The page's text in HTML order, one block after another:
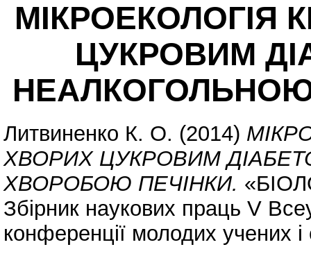
МІКРОЕКОЛОГІЯ
ЦУКРОВИМ
Литвиненко К. О. (2014)
ХВОРИХ ЦУКРОВИМ
ХВОРОБОЮ ПЕЧІНКИ.
Збірник наукових праць V
конференції молодих учених